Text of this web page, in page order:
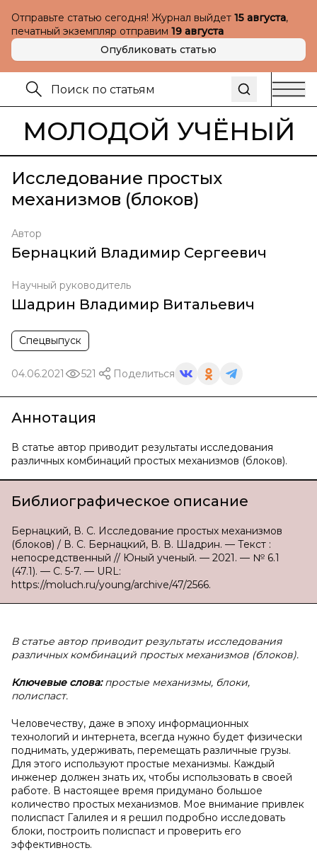
Отправьте статью сегодня! Журнал выйдет 15 августа,
печатный экземпляр отправим 19 августа
Опубликовать статью
МОЛОДОЙ УЧЁНЫЙ
Исследование простых
механизмов (блоков)
Автор
Бернацкий Владимир Сергеевич
Научный руководитель
Шадрин Владимир Витальевич
Спецвыпуск
04.06.2021 521 Поделиться
Аннотация
В статье автор приводит результаты исследования
различных комбинаций простых механизмов (блоков).
Библиографическое описание
Бернацкий, В. С. Исследование простых механизмов
(блоков) / В. С. Бернацкий, В. В. Шадрин. — Текст :
непосредственный // Юный ученый. — 2021. — № 6.1
(47.1). — С. 5-7. — URL:
https://moluch.ru/young/archive/47/2566.
В статье автор приводит результаты исследования
различных комбинаций простых механизмов (блоков).
Ключевые слова:простые механизмы, блоки,
полиспаст.
Человечеству, даже в эпоху информационных
технологий и интернета, всегда нужно будет физически
поднимать, удерживать, перемещать различные грузы.
Для этого используют простые механизмы. Каждый
инженер должен знать их, чтобы использовать в своей
работе. В настоящее время придумано большое
количество простых механизмов. Мое внимание привлек
полиспаст Галилея и я решил подробно исследовать
блоки, построить полиспаст и проверить его
эффективность.